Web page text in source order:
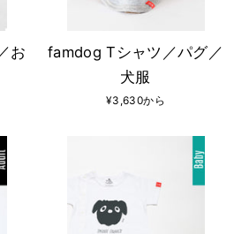
お
famdog Tシャツ／パグ／
犬服
¥3,630から